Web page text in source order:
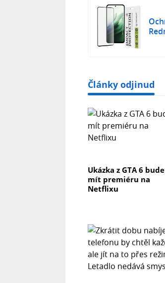
Články odjinud
Ukázka z GTA 6 bude
mít premiéru na
Netflixu